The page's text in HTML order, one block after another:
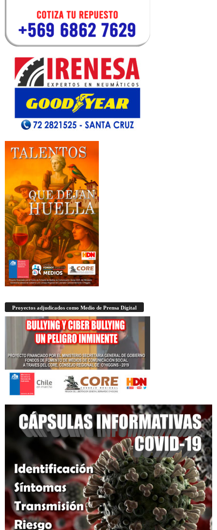
Proyectos adjudicados como Medio de Prensa Digital